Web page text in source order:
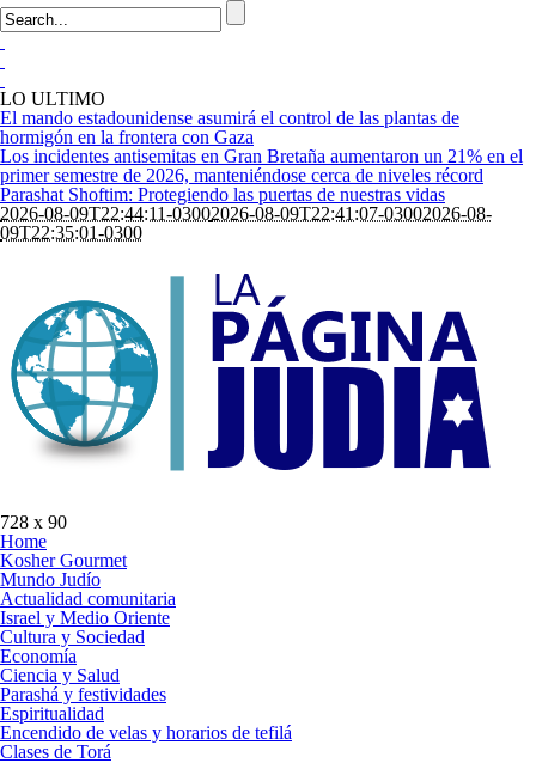
LO ULTIMO
El mando estadounidense asumirá el control de las plantas de
hormigón en la frontera con Gaza
Los incidentes antisemitas en Gran Bretaña aumentaron un 21% en el
primer semestre de 2026, manteniéndose cerca de niveles récord
Parashat Shoftim: Protegiendo las puertas de nuestras vidas
2026-08-09T22:44:11-03002026-08-09T22:41:07-03002026-08-
09T22:35:01-0300
728 x 90
Home
Kosher Gourmet
Mundo Judío
Actualidad comunitaria
Israel y Medio Oriente
Cultura y Sociedad
Economía
Ciencia y Salud
Parashá y festividades
Espiritualidad
Encendido de velas y horarios de tefilá
Clases de Torá